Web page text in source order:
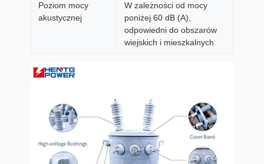
Poziom mocy
akustycznej
W zależności od mocy
poniżej 60 dB (A),
odpowiedni do obszarów
wiejskich i mieszkalnych